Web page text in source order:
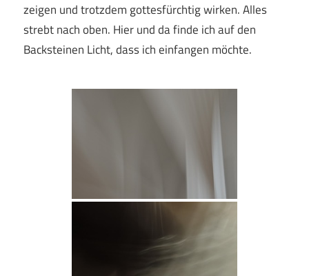
zeigen und trotzdem gottesfürchtig wirken. Alles
strebt nach oben. Hier und da finde ich auf den
Backsteinen Licht, dass ich einfangen möchte.